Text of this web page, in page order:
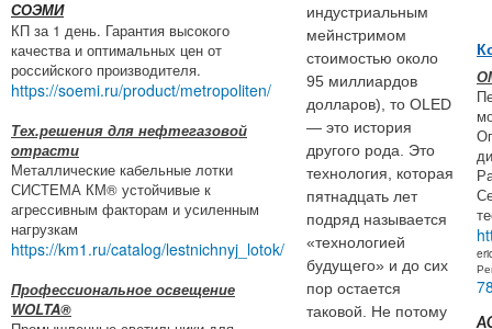
СОЭМИ
КП за 1 день. Гарантия высокого
качества и оптимальных цен от
российского производителя.
https://soemi.ru/product/metropoliten/
Тех.решения для нефтегазовой
отрасти
Металлические кабельные лотки
СИСТЕМА КМ® устойчивые к
агрессивным факторам и усиленным
нагрузкам
https://km1.ru/catalog/lestnichnyj_lotok/
Профессиональное освещение
WOLTA®
индустриальным
мейнстримом
стоимостью около
95 миллиардов
долларов), то OLED
— это история
другого рода. Это
технология, которая
пятнадцать лет
подряд называется
«технологией
будущего» и до сих
пор остается
таковой. Не потому